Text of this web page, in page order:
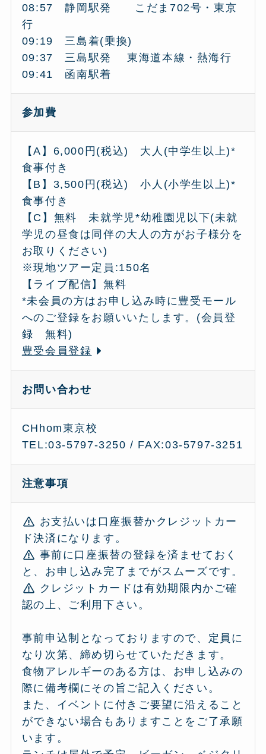
08:57 静岡駅発 こだま702号・東京
行
09:19 三島着(乗換)
09:37 三島駅発 東海道本線・熱海行
09:41 函南駅着
参加費
【A】6,000円(税込) 大人(中学生以上)*
食事付き
【B】3,500円(税込) 小人(小学生以上)*
食事付き
【C】無料 未就学児*幼稚園児以下(未就
学児の昼食は同伴の大人の方がお子様分を
お取りください)
※現地ツアー定員:150名
【ライブ配信】無料
*未会員の方はお申し込み時に豊受モール
へのご登録をお願いいたします。(会員登
録 無料)
豊受会員登録
お問い合わせ
CHhom東京校
TEL:03-5797-3250 / FAX:03-5797-3251
注意事項
お支払いは口座振替かクレジットカー
ド決済になります。
事前に口座振替の登録を済ませておく
と、お申し込み完了までがスムーズです。
クレジットカードは有効期限内かご確
認の上、ご利用下さい。
事前申込制となっておりますので、定員に
なり次第、締め切らせていただきます。
食物アレルギーのある方は、お申し込みの
際に備考欄にその旨ご記入ください。
また、イベントに付きご要望に沿えること
ができない場合もありますことをご了承願
います。